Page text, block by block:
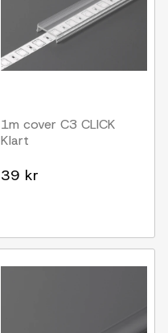
1m cover C3 CLICK
Klart
39 kr